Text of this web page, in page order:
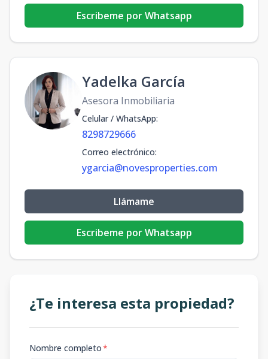
Escribeme por Whatsapp
Yadelka García
Asesora Inmobiliaria
Celular / WhatsApp:
8298729666
Correo electrónico:
ygarcia@novesproperties.com
Llámame
Escribeme por Whatsapp
¿Te interesa esta propiedad?
Nombre completo*